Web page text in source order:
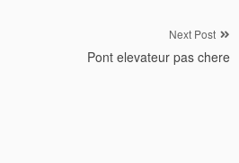
Next Post
Pont elevateur pas chere